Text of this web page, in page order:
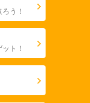
う！
ト！